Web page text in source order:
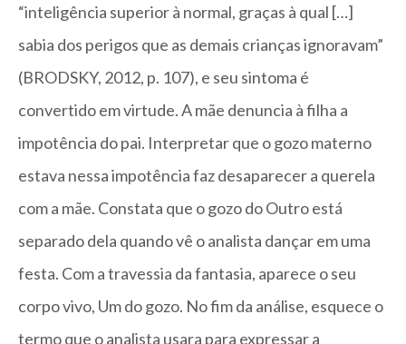
“inteligência superior à normal, graças à qual […]
sabia dos perigos que as demais crianças ignoravam”
(BRODSKY, 2012, p. 107), e seu sintoma é
convertido em virtude. A mãe denuncia à filha a
impotência do pai. Interpretar que o gozo materno
estava nessa impotência faz desaparecer a querela
com a mãe. Constata que o gozo do Outro está
separado dela quando vê o analista dançar em uma
festa. Com a travessia da fantasia, aparece o seu
corpo vivo, Um do gozo. No fim da análise, esquece o
termo que o analista usara para expressar a